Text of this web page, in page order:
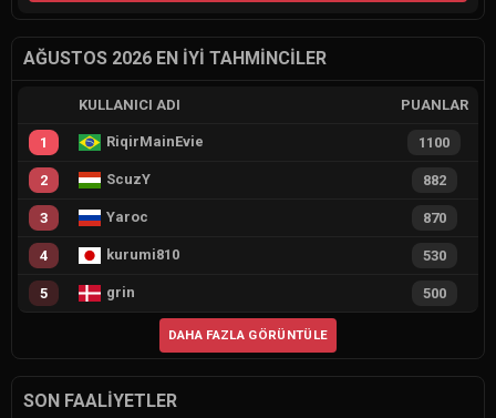
AĞUSTOS 2026 EN İYI TAHMINCILER
KULLANICI ADI PUANLAR
1 RiqirMainEvie 1100
2 ScuzY 882
3 Yaroc 870
4 kurumi810 530
5 grin 500
DAHA FAZLA GÖRÜNTÜLE
SON FAALIYETLER